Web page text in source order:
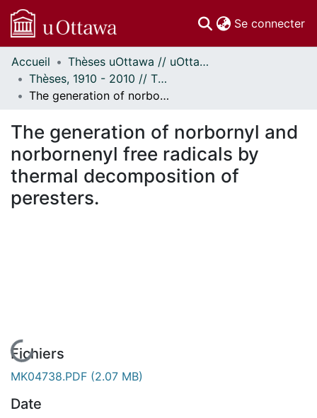
Se connecter
Communautés
et collections
Parcourir
À propos
Accueil
Thèses uOttawa // uOttawa Theses
Thèses, 1910 - 2010 // Theses, 1910 - 2010
The generation of norbornyl and norbornenyl free radicals by thermal decomposition of peresters.
The generation of norbornyl and
norbornenyl free radicals by
thermal decomposition of
peresters.
En cours de chargement...
Fichiers
MK04738.PDF (2.07 MB)
Date